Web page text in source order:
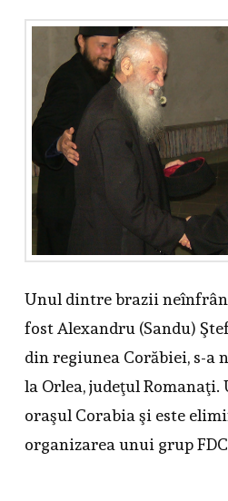
Unul dintre brazii
fost Alexandru (Sandu)
din regiunea Corăbiei, s-a
la Orlea, judeţul Romanaţi.
oraşul Corabia şi este
organizarea unui grup